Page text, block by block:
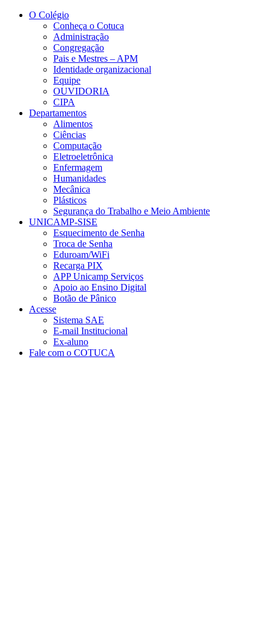
Conteúdo principal
O Colégio
Conheça o Cotuca
Administração
Congregação
Pais e Mestres – APM
Identidade organizacional
Equipe
OUVIDORIA
CIPA
Departamentos
Alimentos
Ciências
Computação
Eletroeletrônica
Enfermagem
Humanidades
Mecânica
Plásticos
Segurança do Trabalho e Meio Ambiente
UNICAMP-SISE
Esquecimento de Senha
Troca de Senha
Eduroam/WiFi
Recarga PIX
APP Unicamp Serviços
Apoio ao Ensino Digital
Botão de Pânico
Acesse
Sistema SAE
E-mail Institucional
Ex-aluno
Fale com o COTUCA